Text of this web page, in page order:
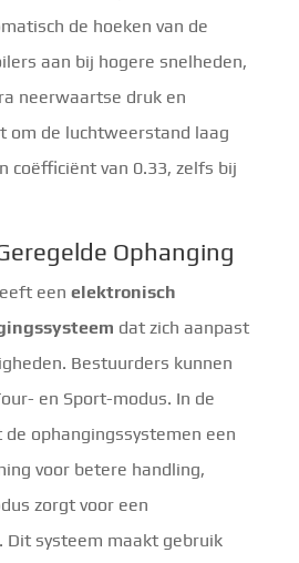
de hoeken van de
aan bij hogere snelheden,
neerwaartse druk en
om de luchtweerstand laag
coëfficiënt van 0.33, zelfs bij
Ophanging
een elektronisch
dat zich aanpast
Bestuurders kunnen
en Sport-modus. In de
ophangingssystemen een
voor betere handling,
zorgt voor een
systeem maakt gebruik